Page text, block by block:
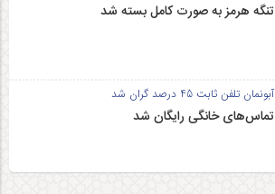
تنگه هرمز به صورت کامل بسته شد
آبونمان تلفن ثابت 45 درصد گران شد
تماس‌های خانگی رایگان شد